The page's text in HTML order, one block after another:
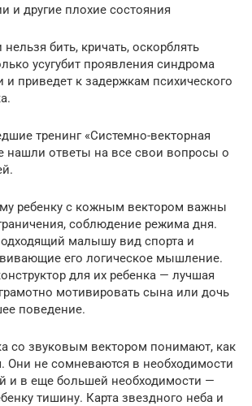
и другие плохие состояния
нельзя бить, кричать, оскорблять
усугубит проявления синдрома
и приведет к задержкам психического
тренинг «Системно-векторная
нашли ответы на все свои вопросы о
ребенку с кожным вектором важны
соблюдение режима дня.
малышу вид спорта и
его логическое мышление.
для их ребенка — лучшая
мотивировать сына или дочь
поведение.
со звуковым вектором понимают, как
Они не сомневаются в необходимости
и в еще большей необходимости —
тишину. Карта звездного неба и